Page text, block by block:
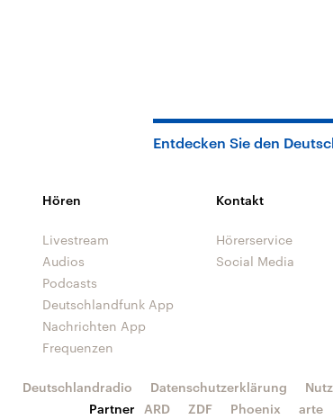
Entdecken Sie den
Hören
Livestream
Audios
Podcasts
Deutschlandfunk App
Nachrichten App
Frequenzen
Kontakt
Hörerservice
Social Media
Deutschlandradio Datenschutzerklärung
Partner
ARD ZDF Phoenix arte